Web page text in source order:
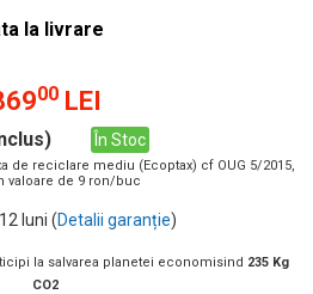
la livrare
00LEI
În Stoc
de reciclare mediu (Ecoptax) cf OUG 5/2015,
valoare de 9 ron/buc
12 luni (Detalii garanție)
la salvarea planetei economisind 235 Kg
CO2